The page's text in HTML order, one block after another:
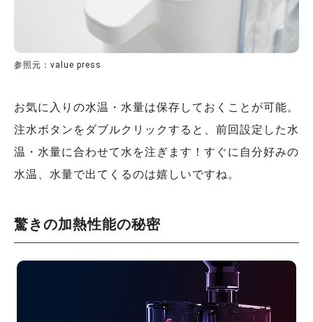
参照元：value press
お気に入りの水温・水量は保存しておくことが可能。
注水ボタンをダブルクリックすると、前回設定した水
温・水量に合わせて水を注ぎます！すぐに自分好みの
水温、水量で出てくるのは嬉しいですね。
驚きの加熱性能の秘密